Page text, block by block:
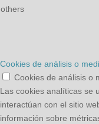
others
Cookies de análisis o
Cookies de análisis o
Las cookies analíticas se
interactúan con el sitio
información sobre